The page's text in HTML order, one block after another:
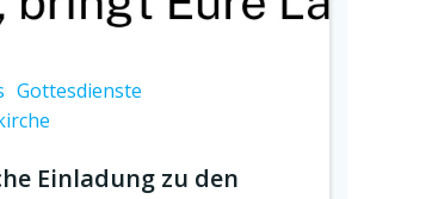
Gottesdienste
Einladung zu den